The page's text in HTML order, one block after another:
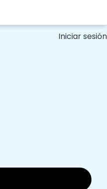
Iniciar sesión